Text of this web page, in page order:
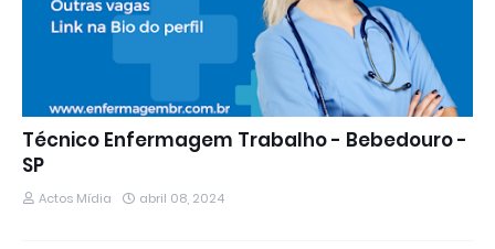
Técnico Enfermagem Trabalho - Bebedouro -
SP
Actos Mídia abril 08, 2024